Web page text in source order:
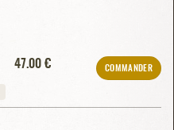
47.00 €
COMMANDER